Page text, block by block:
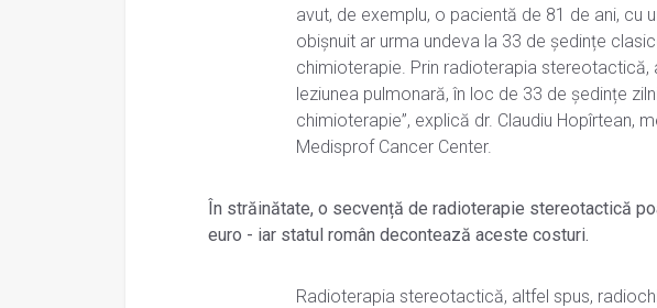
avut, de exemplu, o pacientă de 81 de ani, cu
obișnuit ar urma undeva la 33 de ședințe
chimioterapie. Prin radioterapia stereotactică,
leziunea pulmonară, în loc de 33 de ședințe
chimioterapie”, explică dr. Claudiu Hopîrtean,
Medisprof Cancer Center.
În străinătate, o secvență de radioterapie stereotactică
euro - iar statul român decontează aceste costuri.
Radioterapia stereotactică, altfel spus,